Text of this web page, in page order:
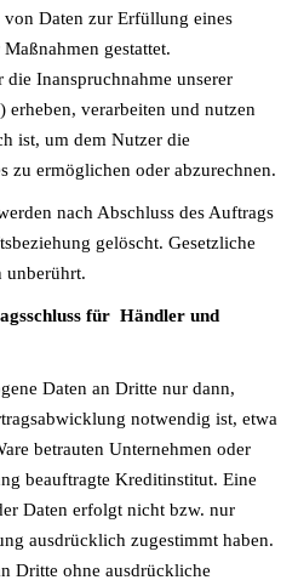
Daten zur Erfüllung eines
gestattet.
die Inanspruchnahme unserer
erheben, verarbeiten und nutzen
ist, um dem Nutzer die
zu ermöglichen oder abzurechnen.
nach Abschluss des Auftrags
gelöscht. Gesetzliche
unberührt.
für Händler und
Daten an Dritte nur dann,
notwendig ist, etwa
betrauten Unternehmen oder
beauftragte Kreditinstitut. Eine
Daten erfolgt nicht bzw. nur
ausdrücklich zugestimmt haben.
Dritte ohne ausdrückliche